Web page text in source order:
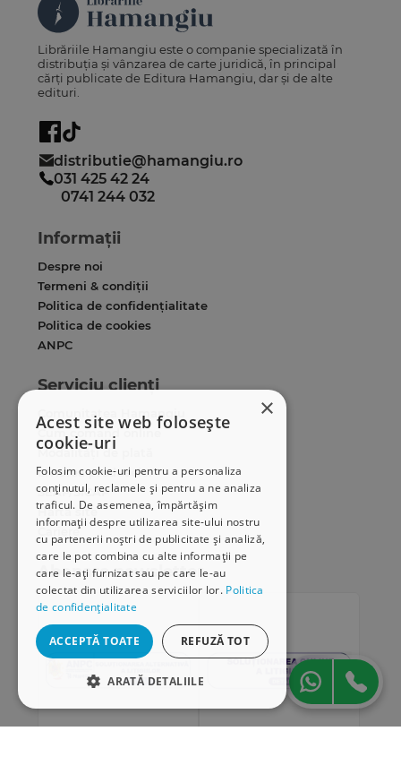
×
Acest site web folosește
cookie-uri
Folosim cookie-uri pentru a personaliza
conținutul, reclamele și pentru a ne analiza
traficul. De asemenea, împărtășim
informații despre utilizarea site-ului nostru
cu partenerii noștri de publicitate și analiză,
care le pot combina cu alte informații pe
care le-ați furnizat sau pe care le-au
colectat din utilizarea serviciilor lor. Politica
de confidențialitate
ACCEPTĂ TOATE REFUZĂ TOT
ARATĂ DETALIILE
Librăriile Hamangiu este o companie specializată în
distribuția și vânzarea de carte juridică, în principal
cărți publicate de Editura Hamangiu, dar și de alte
edituri.
distributie@hamangiu.ro
031 425 42 24
0741 244 032
Informații
Despre noi
Termeni & condiții
Politica de confidențialitate
Politica de cookies
ANPC
Serviciu clienți
Comunitatea Hamangiu
Cum comand online
Modalități de plată
Livrarea produselor
SEAP/SICAP
Hartă site
Cariere
Abonare newsletter